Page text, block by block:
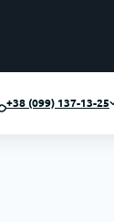
+38 (099) 137-13-25